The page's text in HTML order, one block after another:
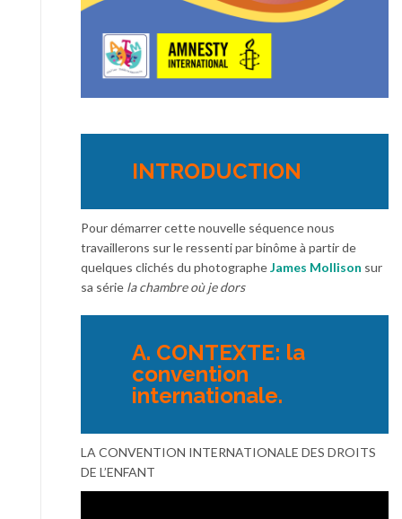
INTRODUCTION
Pour démarrer cette nouvelle séquence nous
travaillerons sur le ressenti par binôme à partir de
quelques clichés du photographeJames Mollison sur
sa série la chambre où je dors
A. CONTEXTE: la
convention
internationale.
LA CONVENTION INTERNATIONALE DES DROITS
DE L’ENFANT